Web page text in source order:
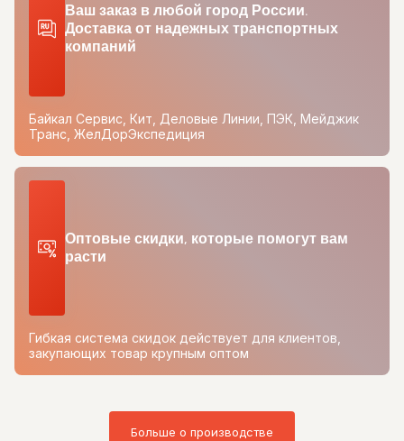
Ваш заказ в любой город России.
Доставка от надежных транспортных
компаний
Байкал Сервис, Кит, Деловые Линии, ПЭК, Мейджик
Транс, ЖелДорЭкспедиция
Оптовые скидки, которые помогут вам
расти
Гибкая система скидок действует для клиентов,
закупающих товар крупным оптом
Больше о производстве